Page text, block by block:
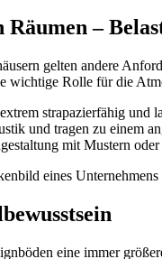
–
gelten andere
wichtige Rolle für die
strapazierfähig und
und tragen zu einem
mit Mustern
eines
eine immer